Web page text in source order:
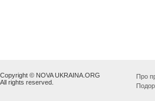
Copyright © NOVA UKRAINA.ORG
All rights reserved.
Про